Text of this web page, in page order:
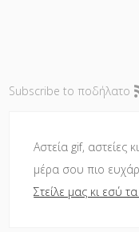
Subscribe to ποδήλατο
Αστεία gif, αστείες
μέρα σου πιο
Στείλε μας κι εσύ